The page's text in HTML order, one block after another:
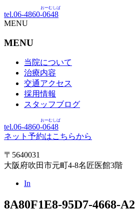
tel.06-4860-0648
おーむしば
MENU
MENU
当院について
治療内容
交通アクセス
採用情報
スタッフブログ
tel.06-4860-0648
おーむしば
ネット予約はこちらから
〒5640031
大阪府吹田市元町4-8名匠医館3階
In
8A80F1E8-95D7-4668-